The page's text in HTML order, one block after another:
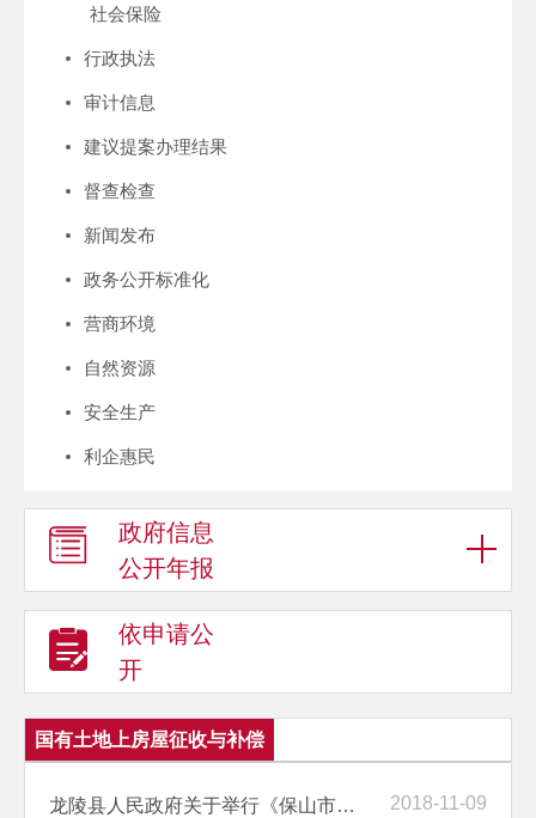
社会保险
行政执法
审计信息
建议提案办理结果
督查检查
新闻发布
政务公开标准化
营商环境
自然资源
安全生产
利企惠民
政府信息
公开年报
依申请公
开
国有土地上房屋征收与补偿
龙陵县人民政府关于举行《保山市龙陵县棚户区改造项目（一期）房屋征收... 2018-11-09